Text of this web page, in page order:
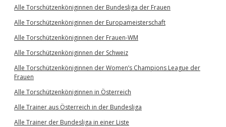
Alle Torschützenköniginnen der Bundesliga der Frauen
Alle Torschützenköniginnen der Europameisterschaft
Alle Torschützenköniginnen der Frauen-WM
Alle Torschützenköniginnen der Schweiz
Alle Torschützenköniginnen der Women’s Champions League der
Frauen
Alle Torschützenköniginnen in Österreich
Alle Trainer aus Österreich in der Bundesliga
Alle Trainer der Bundesliga in einer Liste